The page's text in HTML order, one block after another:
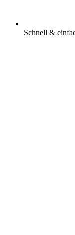
Schnell &